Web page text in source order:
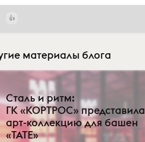
материалы блога
Сталь и ритм:
ГК «КОРТРОС» представила
арт-коллекцию для башен
«TATE»